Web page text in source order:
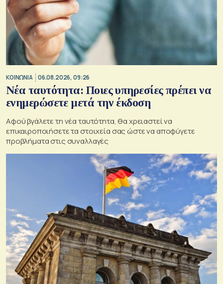
ΚΟΙΝΩΝΙΑ 06.08.2026, 09:26
Νέα ταυτότητα: Ποιες υπηρεσίες πρέπει να
ενημερώσετε μετά την έκδοση
Αφού βγάλετε τη νέα ταυτότητα, θα χρειαστεί να
επικαιροποιήσετε τα στοιχεία σας ώστε να αποφύγετε
προβλήματα στις συναλλαγές